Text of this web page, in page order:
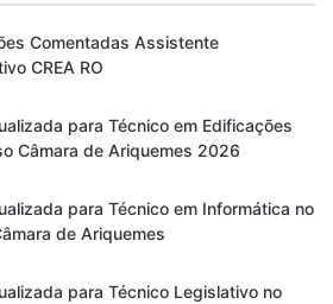
Comentadas Assistente
CREA RO
para Técnico em Edificações
Câmara de Ariquemes 2026
para Técnico em Informática no
de Ariquemes
para Técnico Legislativo no